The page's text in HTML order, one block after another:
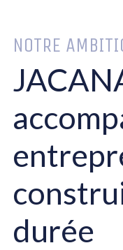
NOTRE
durée